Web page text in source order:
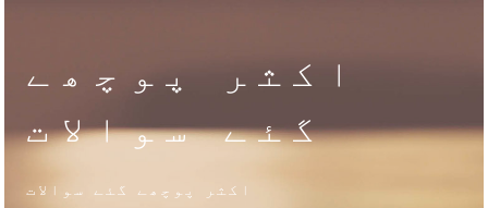
اکثر پوچھے
گئے سوالات
اکثر پوچھے گئے سوالات